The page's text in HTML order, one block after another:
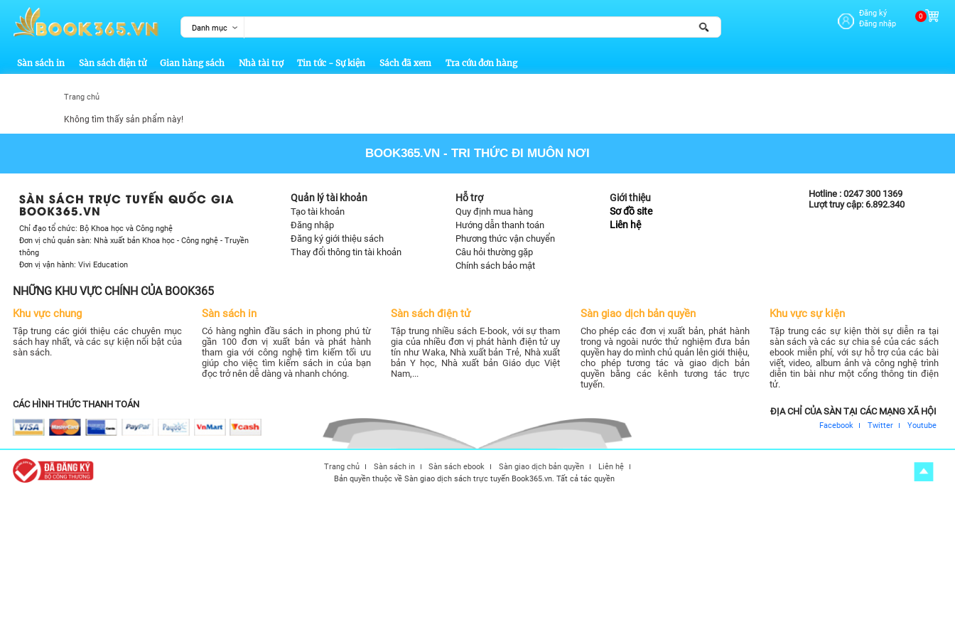
Danh mục
Đăng ký
Đăng nhập
0
Sàn sách in Sàn sách điện tử Gian hàng sách Nhà tài trợ Tin tức - Sự kiện Sách đã xem Tra cứu đơn hàng
Trang chủ
Không tìm thấy sản phẩm này!
BOOK365.VN - TRI THỨC ĐI MUÔN NƠI
SÀN SÁCH TRỰC TUYẾN QUỐC GIA
BOOK365.VN
Chỉ đạo tổ chức: Bộ Khoa học và Công nghệ
Đơn vị chủ quản sàn: Nhà xuất bản Khoa học - Công nghệ - Truyền
thông
Đơn vị vận hành: Vivi Education
Quản lý tài khoản
Tạo tài khoản
Đăng nhập
Đăng ký giới thiệu sách
Thay đổi thông tin tài khoản
Hỗ trợ
Quy định mua hàng
Hướng dẫn thanh toán
Phương thức vận chuyển
Câu hỏi thường gặp
Chính sách bảo mật
Giới thiệu
Sơ đồ site
Liên hệ
Hotline : 0247 300 1369
Lượt truy cập: 6.892.340
NHỮNG KHU VỰC CHÍNH CỦA BOOK365
Khu vực chung
Tập trung các giới thiệu các chuyên mục
sách hay nhất, và các sự kiện nổi bật của
sàn sách.
Sàn sách in
Có hàng nghìn đầu sách in phong phú từ
gần 100 đơn vị xuất bản và phát hành
tham gia với công nghệ tìm kiếm tối ưu
giúp cho việc tìm kiếm sách in của bạn
đọc trở nên dễ dàng và nhanh chóng.
Sàn sách điện tử
Tập trung nhiều sách E-book, với sự tham
gia của nhiều đơn vị phát hành điện tử uy
tín như Waka, Nhà xuất bản Trẻ, Nhà xuất
bản Y học, Nhà xuất bản Giáo dục Việt
Nam,...
Sàn giao dịch bản quyền
Cho phép các đơn vị xuất bản, phát hành
trong và ngoài nước thử nghiệm đưa bản
quyền hay do mình chủ quản lên giới thiệu,
cho phép tương tác và giao dịch bản
quyền bằng các kênh tương tác trực
tuyến.
Khu vực sự kiện
Tập trung các sự kiện thời sự diễn ra tại
sàn sách và các sự chia sẻ của các sách
ebook miễn phí, với sự hỗ trợ của các bài
viết, video, album ảnh và công nghệ trình
diễn tin bài như một cổng thông tin điện
tử.
CÁC HÌNH THỨC THANH TOÁN
ĐỊA CHỈ CỦA SÀN TẠI CÁC MẠNG XÃ HỘI
Facebook Twitter Youtube
Trang chủ Sàn sách in Sàn sách ebook Sàn giao dịch bản quyền
Liên hệ
Bản quyền thuộc về Sàn giao dịch sách trực tuyến Book365.vn. Tất cả tác quyền